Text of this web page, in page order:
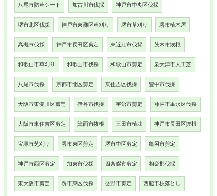
八尾市防草シート 加古川市伐採 神戸市中央区伐採
堺市北区伐採 神戸市東灘区草刈り 堺市草刈り 堺市植木屋
高槻市伐採 神戸市長田区剪定 東近江市伐採 茨木市抜根
和歌山市草刈り 和歌山市伐採 和歌山市剪定 泉大津市人工芝
八尾市伐採 京都市北区剪定 東住吉区伐採 豊中市伐採
大阪市東淀川区剪定 伊丹市伐採 宇治市剪定 神戸市垂水区伐採
大阪市東住吉区剪定 箕面市抜根 三田市植栽 神戸市長田区抜根
宝塚市芝刈り 堺市東区剪定 堺市中区剪定 亀岡市剪定
神戸市西区剪定 加東市伐採 四条畷市剪定 相楽郡伐採
東大阪市剪定 堺市東区伐採 交野市剪定 西脇市枝落とし